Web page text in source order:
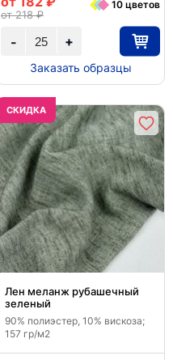
+
-
от 218 ₽
10 цветов
Заказать образцы
CКИДКА
Лен меланж рубашечный
зеленый
90% полиэстер, 10% вискоза;
157 гр/м2